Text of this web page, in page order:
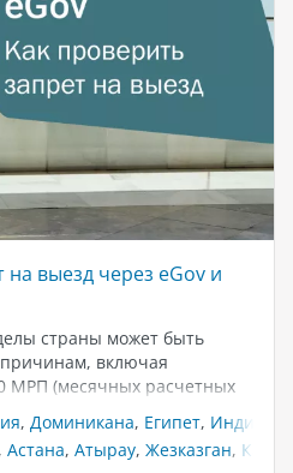
на выезд через eGov и
страны может быть
включая
МРП (месячных расчетных
неудобств при пересечении
проверять наличие
, Доминикана, Египет, Индия
, Астана, Атырау, Жезказган,